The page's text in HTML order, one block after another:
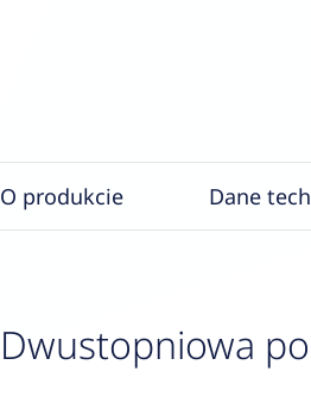
O produkcie Dane
Dwustopniowa